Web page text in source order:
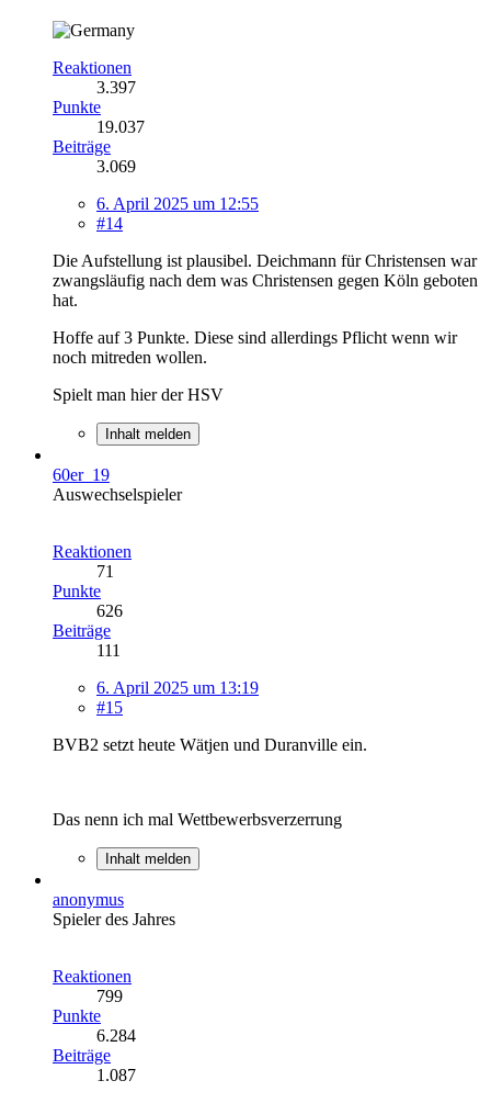
Reaktionen
3.397
Punkte
19.037
Beiträge
3.069
6. April 2025 um 12:55
#14
Die Aufstellung ist plausibel. Deichmann für Christensen war
zwangsläufig nach dem was Christensen gegen Köln geboten
hat.
Hoffe auf 3 Punkte. Diese sind allerdings Pflicht wenn wir
noch mitreden wollen.
Spielt man hier der HSV
Inhalt melden
60er_19
Auswechselspieler
Reaktionen
71
Punkte
626
Beiträge
111
6. April 2025 um 13:19
#15
BVB2 setzt heute Wätjen und Duranville ein.
Das nenn ich mal Wettbewerbsverzerrung
Inhalt melden
anonymus
Spieler des Jahres
Reaktionen
799
Punkte
6.284
Beiträge
1.087